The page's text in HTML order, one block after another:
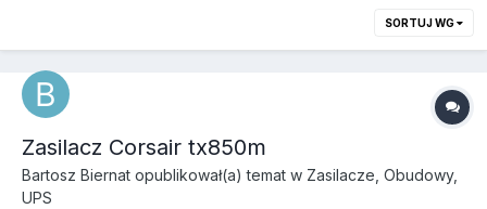
SORTUJ WG
Zasilacz Corsair tx850m
Bartosz Biernat opublikował(a) temat w Zasilacze, Obudowy,
UPS